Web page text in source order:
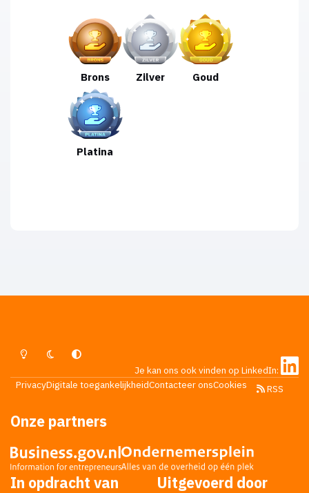
Brons Zilver Goud
Platina
Lichte ModusDonkere ModusSysteemvoorkeur
Je kan ons ook vinden op LinkedIn:
PrivacyDigitale toegankelijkheidContacteer onsCookies RSS
Onze partners
In opdracht van Uitgevoerd door